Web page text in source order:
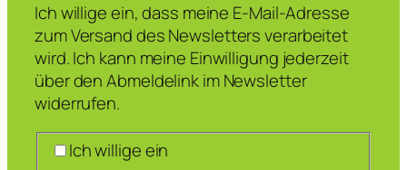
Ich willige ein, dass meine E-Mail-Adresse
zum Versand des Newsletters verarbeitet
wird. Ich kann meine Einwilligung jederzeit
über den Abmeldelink im Newsletter
widerrufen.
Ich willige ein